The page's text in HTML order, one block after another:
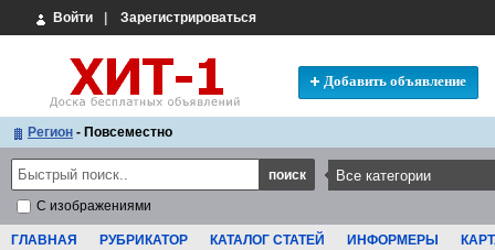
Войти Зарегистрироваться
Добавить объявление
Регион - Повсеместно
С изображениями
ГЛАВНАЯ РУБРИКАТОР КАТАЛОГ СТАТЕЙ ИНФОРМЕРЫ